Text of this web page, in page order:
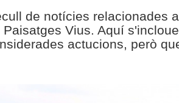
de notícies relacionades
Paisatges Vius. Aquí
actucions, però